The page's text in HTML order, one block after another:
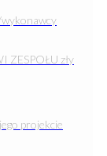
ZESPOŁU zły
projekcie